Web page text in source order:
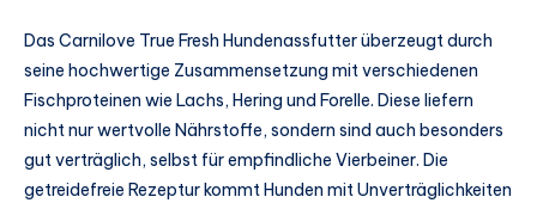
Das Carnilove True Fresh Hundenassfutter überzeugt durch
seine hochwertige Zusammensetzung mit verschiedenen
Fischproteinen wie Lachs, Hering und Forelle. Diese liefern
nicht nur wertvolle Nährstoffe, sondern sind auch besonders
gut verträglich, selbst für empfindliche Vierbeiner. Die
getreidefreie Rezeptur kommt Hunden mit Unverträglichkeiten